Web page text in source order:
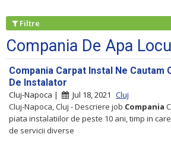
Filtre
Compania De Apa
Compania Carpat Instal Ne
De Instalator
Cluj-Napoca | Jul 18, 2021 Cluj
Cluj-Napoca, Cluj - Descriere job Compania
piata instalatiilor de peste 10 ani, timp in
de servicii diverse